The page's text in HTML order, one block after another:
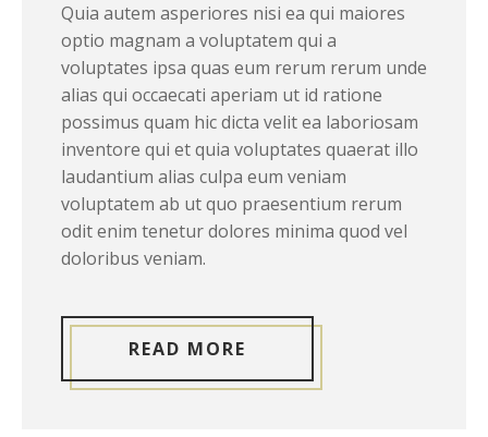
Quia autem asperiores nisi ea qui maiores
optio magnam a voluptatem qui a
voluptates ipsa quas eum rerum rerum unde
alias qui occaecati aperiam ut id ratione
possimus quam hic dicta velit ea laboriosam
inventore qui et quia voluptates quaerat illo
laudantium alias culpa eum veniam
voluptatem ab ut quo praesentium rerum
odit enim tenetur dolores minima quod vel
doloribus veniam.
READ MORE